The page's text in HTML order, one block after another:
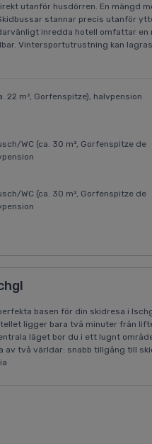
utanför husdörren. En mängd
stannar precis utanför
inredda hotell omfattar en
Vintersportutrustning kan
22 m², Gorfenspitze), halvpension
WC (ca. 30 m², Gorfenspitze de
WC (ca. 30 m², Gorfenspitze de
basen för din skidresa i
ligger bara två minuter från
läget bor du i ett lugnt
av två världar: snabb tillgång till